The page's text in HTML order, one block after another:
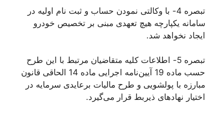
تبصره 4- با وکالتی نمودن حساب و ثبت نام اولیه در
سامانه یکپارچه هیچ تعهدی مبنی بر تخصیص خودرو
ایجاد نخواهد شد.
تبصره 5- اطلاعات کلیه متقاضیان مرتبط با این طرح
حسب ماده 19 آیین‌نامه اجرایی ماده 14 الحاقی قانون
مبارزه با پولشویی و طرح مالیات برعایدی سرمایه در
اختیار نهادهای ذیربط قرار می‌گیرد.